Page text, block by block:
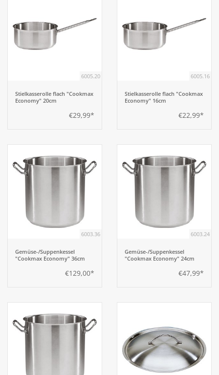
Berufsbekleidung
6005.20
Stielkasserolle flach "Cookmax
Economy" 20cm
€29,99*
6005.16
Stielkasserolle flach "Cookmax
Economy" 16cm
€22,99*
6003.36
Gemüse-/Suppenkessel
"Cookmax Economy" 36cm
€129,00*
6003.24
Gemüse-/Suppenkessel
"Cookmax Economy" 24cm
€47,99*